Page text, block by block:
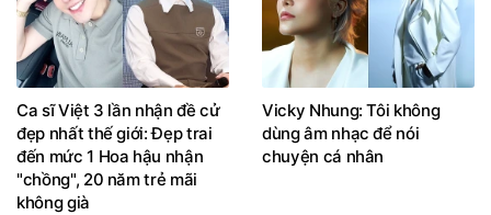
Ca sĩ Việt 3 lần nhận đề cử
đẹp nhất thế giới: Đẹp trai
đến mức 1 Hoa hậu nhận
"chồng", 20 năm trẻ mãi
không già
Vicky Nhung: Tôi không
dùng âm nhạc để nói
chuyện cá nhân